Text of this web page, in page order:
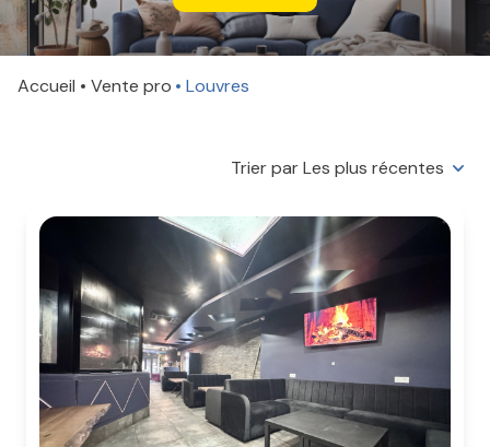
NOS
BIENS
ESTIMATION
ALERTE
CONTACT
Accueil Vente pro Louvres
Trier par Les plus récentes